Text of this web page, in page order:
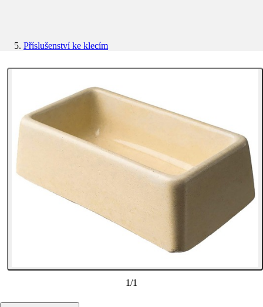
Příslušenství ke klecím
1/1